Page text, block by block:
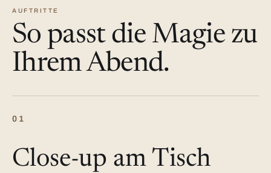
AUFTRITTE
So passt die Magie zu
Ihrem Abend.
01
Close-up am Tisch